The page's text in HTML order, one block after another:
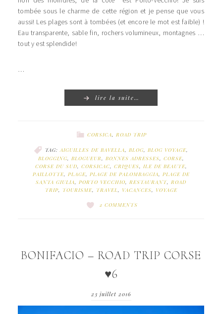
tombée sous le charme de cette région et je pense que vous
aussi! Les plages sont à tombées (et encore le mot est faible) !
Eau transparente, sable fin, rochers volumineux, montagnes …
tout y est splendide!
…
lire la suite…
CORSICA, ROAD TRIP
TAG:AIGUILLES DE BAVELLA, BLOG, BLOG VOYAGE,
BLOGGING, BLOGUEUR, BONNES ADRESSES, CORSE,
CORSE DU SUD, CORSICAC, CRIQUES, ILE DE BEAUTE,
PAILLOTTE, PLAGE, PLAGE DE PALOMBAGGIA, PLAGE DE
SANTA GIULIA, PORTO VECCHIO, RESTAURANT, ROAD
TRIP, TOURISME, TRAVEL, VACANCES, VOYAGE
2 COMMENTS
BONIFACIO – ROAD TRIP CORSE
♥6
23 juillet 2016